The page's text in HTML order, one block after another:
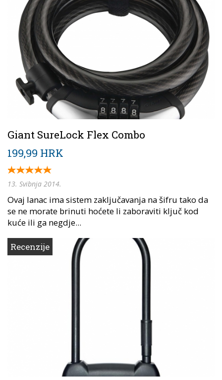
Giant SureLock Flex Combo
199,99 HRK
13. Svibnja 2014.
Ovaj lanac ima sistem zaključavanja na šifru tako da
se ne morate brinuti hoćete li zaboraviti ključ kod
kuće ili ga negdje...
Recenzije